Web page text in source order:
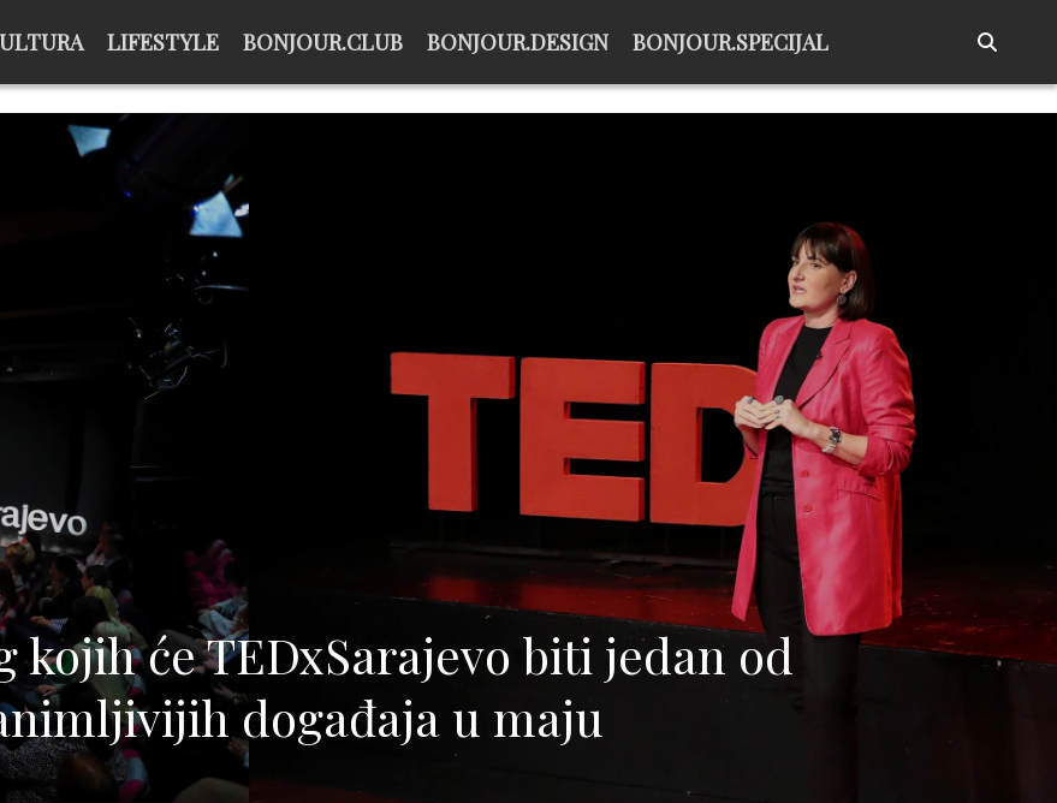
LIFESTYLE BONJOUR.CLUB BONJOUR.DESIGN BONJOUR.SPECIJAL
kojih će TEDxSarajevo biti jedan od
događaja u maju